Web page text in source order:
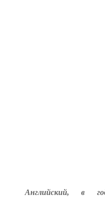
Английский, в